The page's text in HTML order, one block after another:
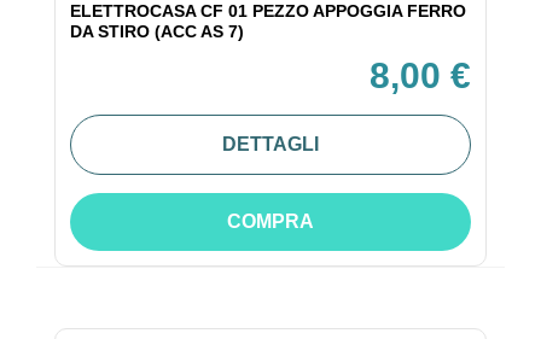
ELETTROCASA CF 01 PEZZO APPOGGIA FERRO
DA STIRO (ACC AS 7)
8,00 €
DETTAGLI
COMPRA